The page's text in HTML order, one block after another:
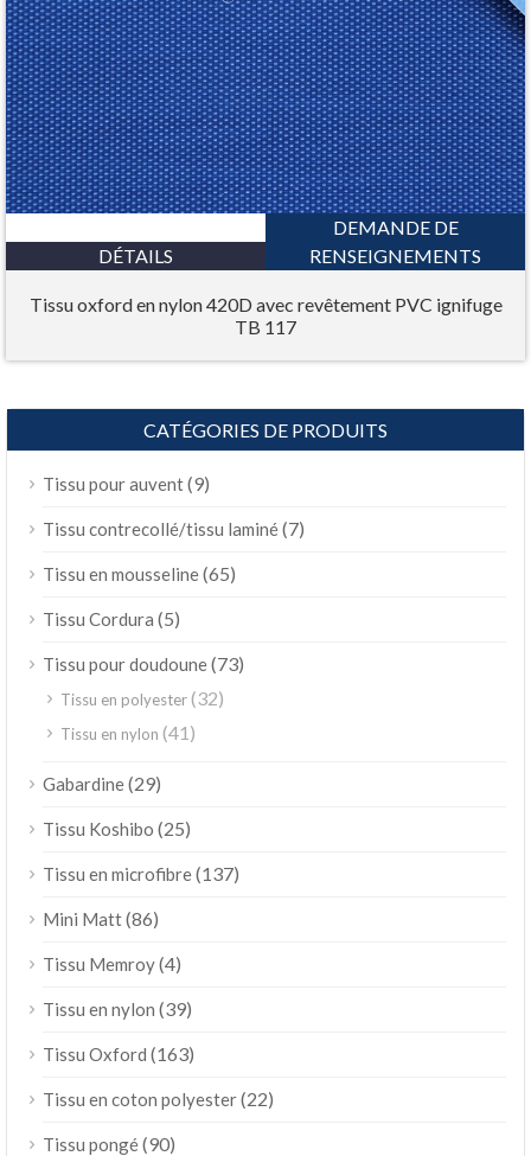
DÉTAILS
DEMANDE DE
RENSEIGNEMENTS
Tissu oxford en nylon 420D avec revêtement PVC ignifuge
TB 117
CATÉGORIES DE PRODUITS
Tissu pour auvent(9)
Tissu contrecollé/tissu laminé(7)
Tissu en mousseline(65)
Tissu Cordura (5)
Tissu pour doudoune(73)
Tissu en polyester(32)
Tissu en nylon (41)
Gabardine(29)
Tissu Koshibo (25)
Tissu en microfibre(137)
Mini Matt(86)
Tissu Memroy(4)
Tissu en nylon (39)
Tissu Oxford (163)
Tissu en coton polyester(22)
Tissu pongé(90)